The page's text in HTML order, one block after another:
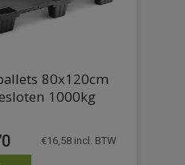
80x120cm
1000kg
€16,58incl. BTW